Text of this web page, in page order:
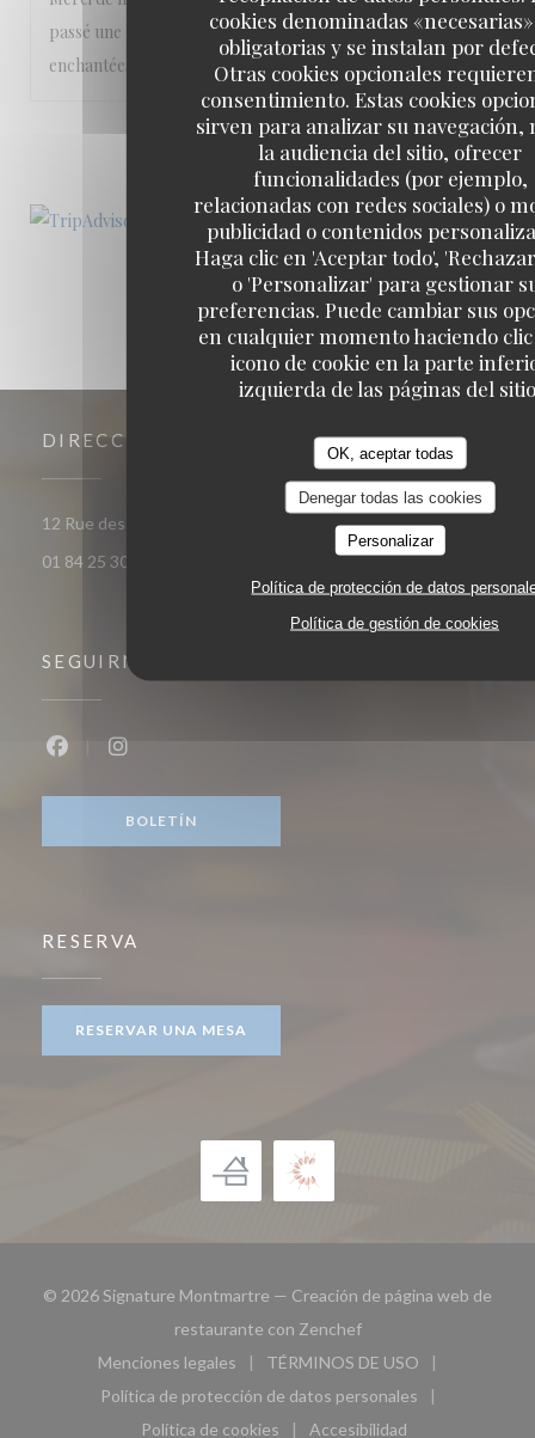
cookies denominadas
obligatorias y se instalan por
Otras cookies opcionales
consentimiento. Estas cookies
sirven para analizar su navegación,
la audiencia del sitio, ofrecer
funcionalidades (por ejemplo,
relacionadas con redes sociales) o
publicidad o contenidos
Haga clic en 'Aceptar todo',
o 'Personalizar' para gestionar
preferencias. Puede cambiar sus
en cualquier momento haciendo
icono de cookie en la parte
izquierda de las páginas del
OK, aceptar todas
Denegar todas las cookies
Personalizar
Política de protección de datos
Política de gestión de cookies
passé une merveilleuse soirée, et nos papilles ont été
enchantées pas des mélanges de saveurs parfaits.
2
DIRECCIÓN
12 Rue des Trois Frères 75018 PARIS
((abre en una nueva
01 84 25 30 00
SEGUIRNOS
BOLETÍN
RESERVA
RESERVAR UNA MESA
© 2026 Signature Montmartre — Creación de página web de
restaurante con Zenchef((abre en una nueva
Menciones legales
((abre en una nueva ventana))
TÉRMINOS DE USO
((abre en una nueva
Política de protección de datos personales
((abre en una nueva ventana))
Política de cookies
Accesibilidad